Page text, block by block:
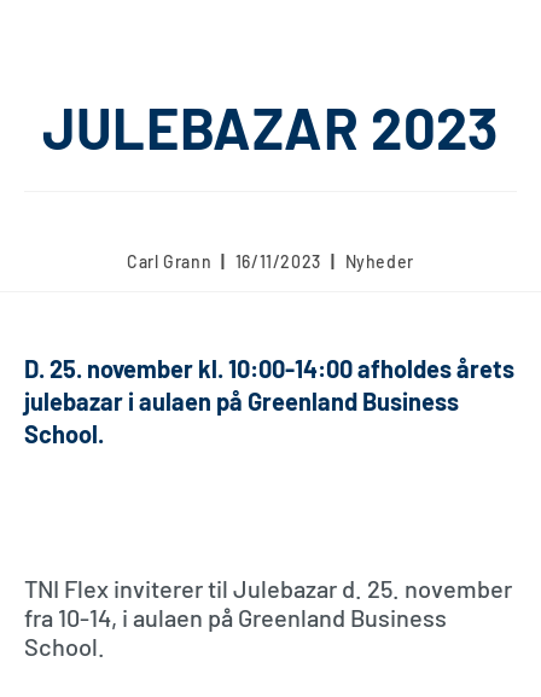
JULEBAZAR 2023
Carl Grann 16/11/2023 Nyheder
D. 25. november kl. 10:00-14:00 afholdes årets
julebazar i aulaen på Greenland Business
School.
TNI Flex inviterer til Julebazar d. 25. november
fra 10-14, i aulaen på Greenland Business
School.